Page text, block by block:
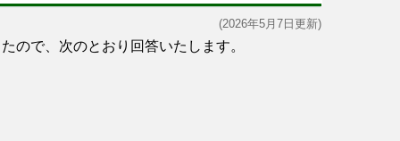
(2026年5月7日更新)
で、次のとおり回答いたします。